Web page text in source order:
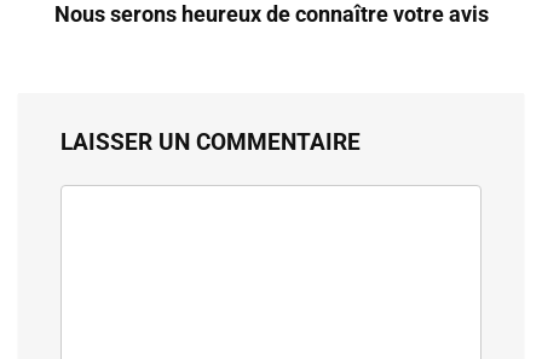
Nous serons heureux de connaître votre avis
LAISSER UN COMMENTAIRE